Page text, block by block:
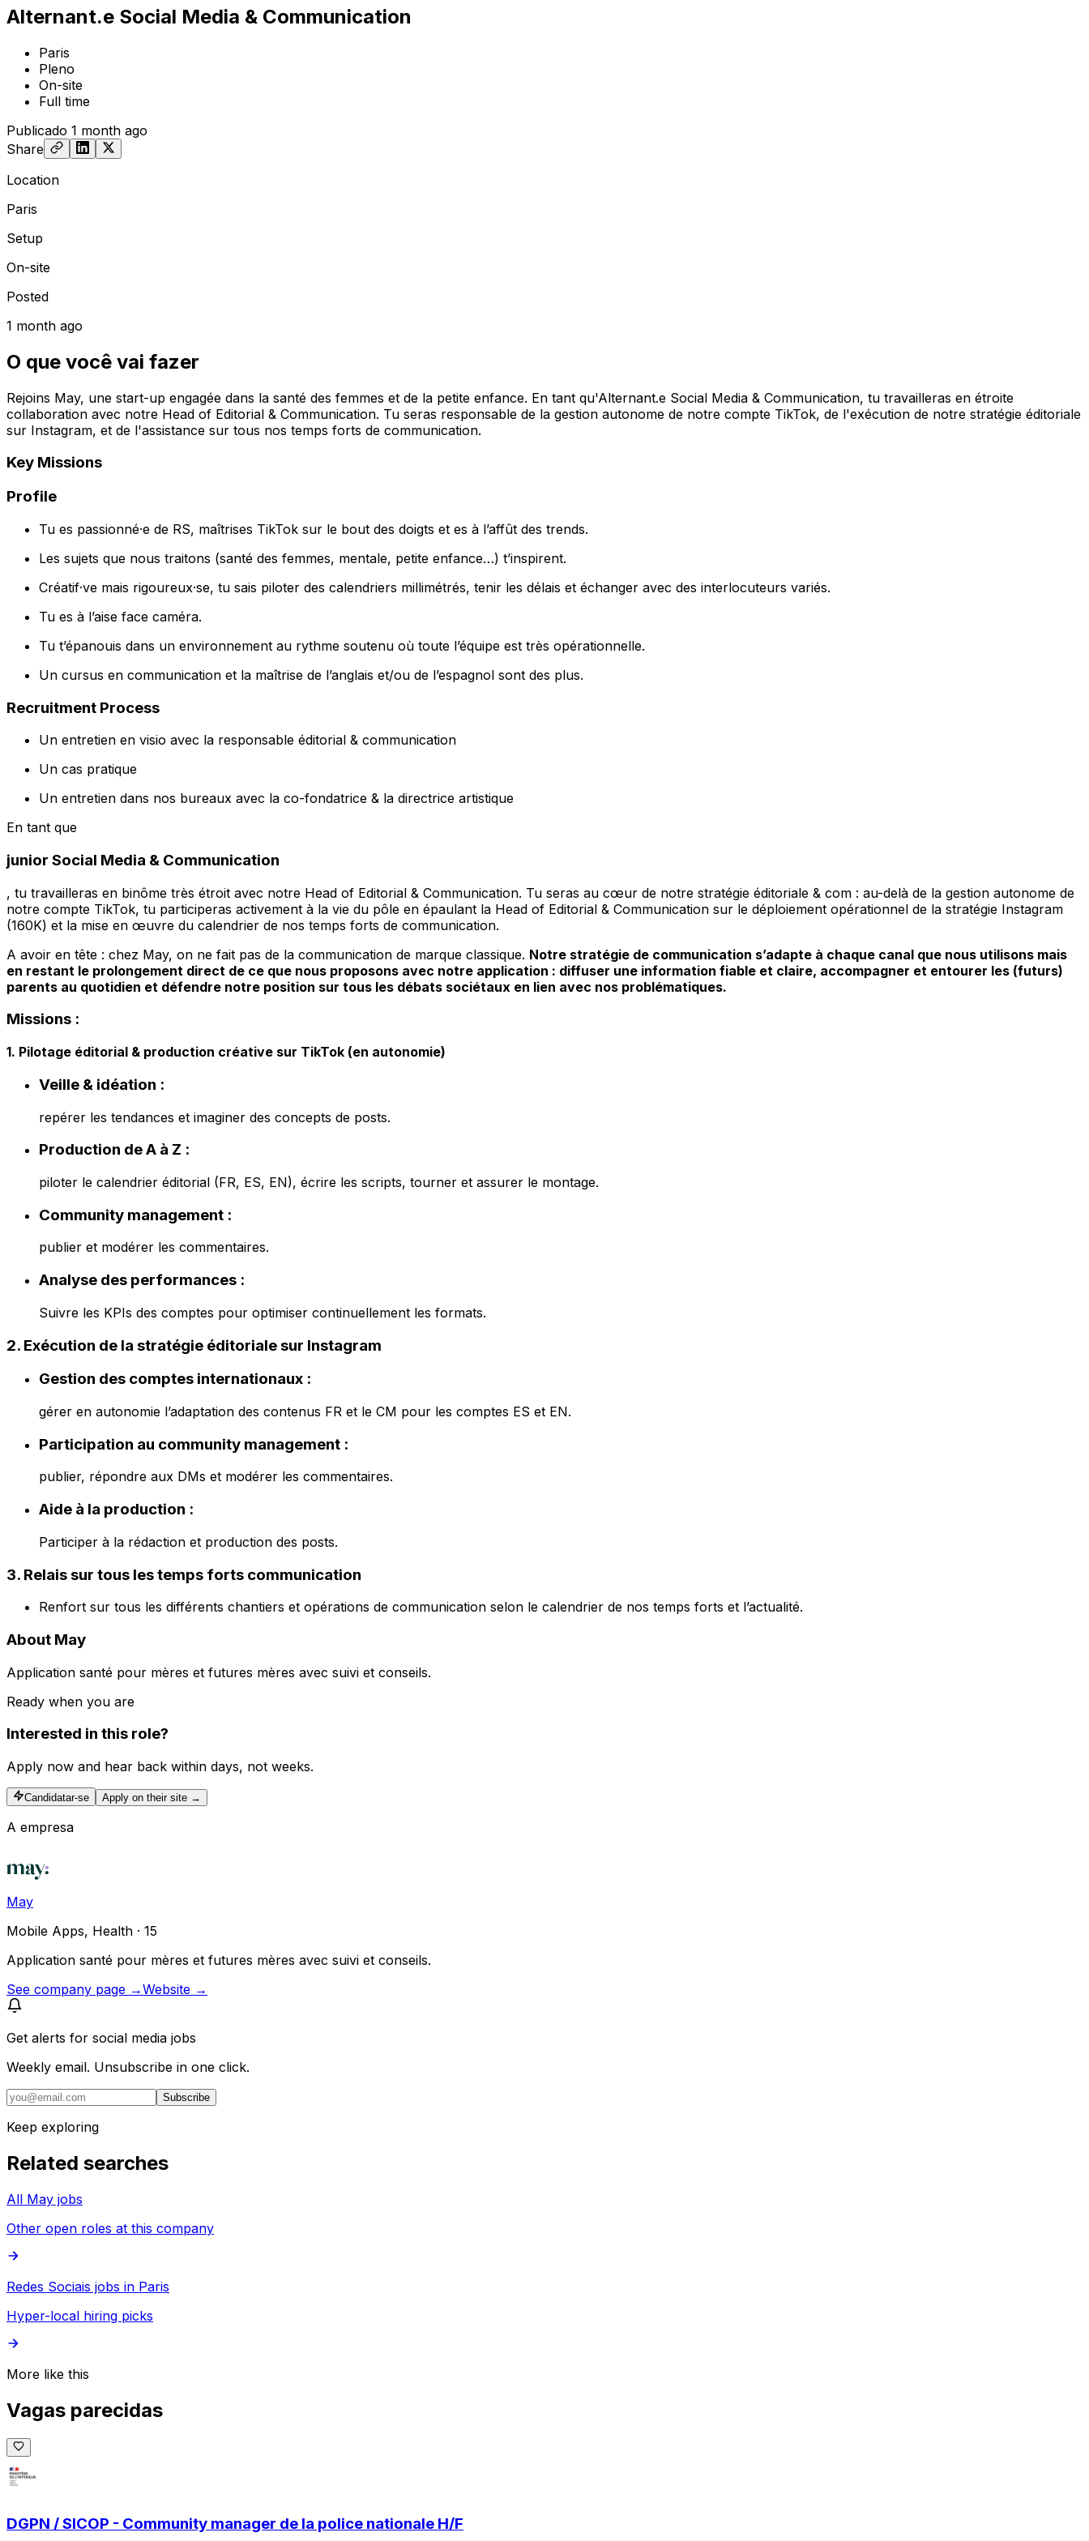
Alternant.e Social Media & Communication
Paris
Pleno
On-site
Full time
Publicado 1 month ago
Share
Location
Paris
Setup
On-site
Posted
1 month ago
O que você vai fazer
Rejoins May, une start-up engagée dans la santé des femmes et de la petite enfance. En tant qu'Alternant.e Social Media & Communication, tu travailleras en étroite
collaboration avec notre Head of Editorial & Communication. Tu seras responsable de la gestion autonome de notre compte TikTok, de l'exécution de notre stratégie éditoriale
sur Instagram, et de l'assistance sur tous nos temps forts de communication.
Key Missions
Profile
Tu es passionné·e de RS, maîtrises TikTok sur le bout des doigts et es à l’affût des trends.
Les sujets que nous traitons (santé des femmes, mentale, petite enfance…) t’inspirent.
Créatif·ve mais rigoureux·se, tu sais piloter des calendriers millimétrés, tenir les délais et échanger avec des interlocuteurs variés.
Tu es à l’aise face caméra.
Tu t’épanouis dans un environnement au rythme soutenu où toute l’équipe est très opérationnelle.
Un cursus en communication et la maîtrise de l’anglais et/ou de l’espagnol sont des plus.
Recruitment Process
Un entretien en visio avec la responsable éditorial & communication
Un cas pratique
Un entretien dans nos bureaux avec la co-fondatrice & la directrice artistique
En tant que
junior Social Media & Communication
, tu travailleras en binôme très étroit avec notre Head of Editorial & Communication. Tu seras au cœur de notre stratégie éditoriale & com : au-delà de la gestion autonome de
notre compte TikTok, tu participeras activement à la vie du pôle en épaulant la Head of Editorial & Communication sur le déploiement opérationnel de la stratégie Instagram
(160K) et la mise en œuvre du calendrier de nos temps forts de communication.
A avoir en tête : chez May, on ne fait pas de la communication de marque classique. Notre stratégie de communication s’adapte à chaque canal que nous utilisons mais
en restant le prolongement direct de ce que nous proposons avec notre application : diffuser une information fiable et claire, accompagner et entourer les (futurs)
parents au quotidien et défendre notre position sur tous les débats sociétaux en lien avec nos problématiques.
Missions :
1. Pilotage éditorial & production créative sur TikTok (en autonomie)
Veille & idéation :
repérer les tendances et imaginer des concepts de posts.
Production de A à Z :
piloter le calendrier éditorial (FR, ES, EN), écrire les scripts, tourner et assurer le montage.
Community management :
publier et modérer les commentaires.
Analyse des performances :
Suivre les KPIs des comptes pour optimiser continuellement les formats.
2. Exécution de la stratégie éditoriale sur Instagram
Gestion des comptes internationaux :
gérer en autonomie l’adaptation des contenus FR et le CM pour les comptes ES et EN.
Participation au community management :
publier, répondre aux DMs et modérer les commentaires.
Aide à la production :
Participer à la rédaction et production des posts.
3. Relais sur tous les temps forts communication
Renfort sur tous les différents chantiers et opérations de communication selon le calendrier de nos temps forts et l’actualité.
About May
Application santé pour mères et futures mères avec suivi et conseils.
Ready when you are
Interested in this role?
Apply now and hear back within days, not weeks.
Candidatar-se Apply on their site →
A empresa
May
Mobile Apps, Health · 15
Application santé pour mères et futures mères avec suivi et conseils.
See company page →Website →
Get alerts for social media jobs
Weekly email. Unsubscribe in one click.
Subscribe
Keep exploring
Related searches
All May jobs
Other open roles at this company
Redes Sociais jobs in Paris
Hyper-local hiring picks
More like this
Vagas parecidas
DGPN / SICOP - Community manager de la police nationale H/F